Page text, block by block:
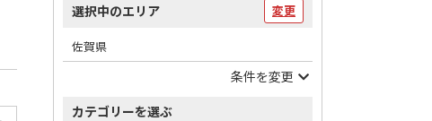
選択中のエリア 変更
佐賀県
条件を変更
カテゴリーを選ぶ